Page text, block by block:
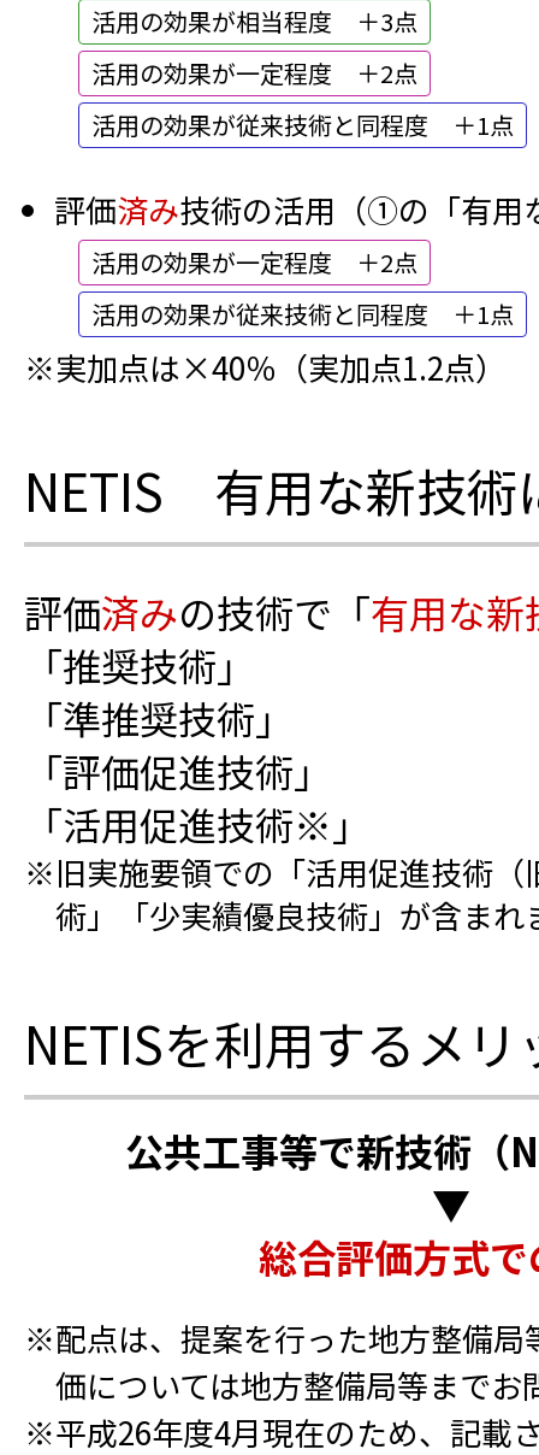
活用の効果が相当程度 ＋3点
活用の効果が一定程度 ＋2点
活用の効果が従来技術と同程度 ＋1点
評価済み技術の活用（①の「有用
活用の効果が一定程度 ＋2点
活用の効果が従来技術と同程度 ＋1点
※実加点は×40％（実加点1.2点）
NETIS 有用な新技術
評価済みの技術で「有用な新
「推奨技術」
「準推奨技術」
「評価促進技術」
「活用促進技術※」
※旧実施要領での「活用促進技術（
術」「少実績優良技術」が含まれ
NETISを利用するメリ
公共工事等で新技術（
▼
総合評価方式
※配点は、提案を行った地方整備局
価については地方整備局等までお
※平成26年度4月現在のため、記載